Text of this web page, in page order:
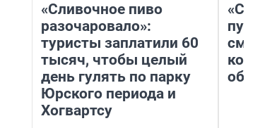
«Сливочное пиво
разочаровало»:
туристы заплатили 60
тысяч, чтобы целый
день гулять по парку
Юрского периода и
Хогвартсу